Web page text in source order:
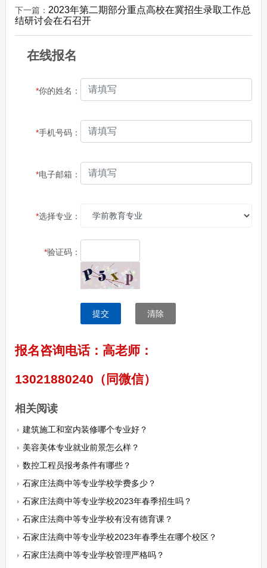
下一篇： 2023年第二期部分重点高校在冀招生录取工作总
结研讨会在石召开
在线报名
*你的姓名：
*手机号码：
*电子邮箱：
*选择专业：
*验证码：
提交 清除
报名咨询电话：高老师：
13021880240（同微信）
相关阅读
建筑施工和室内装修哪个专业好？
美容美体专业就业前景怎么样？
数控工程员报考条件有哪些？
石家庄法商中等专业学校学费多少？
石家庄法商中等专业学校2023年春季招生吗？
石家庄法商中等专业学校有没有德育课？
石家庄法商中等专业学校2023年春季生在哪个校区？
石家庄法商中等专业学校管理严格吗？